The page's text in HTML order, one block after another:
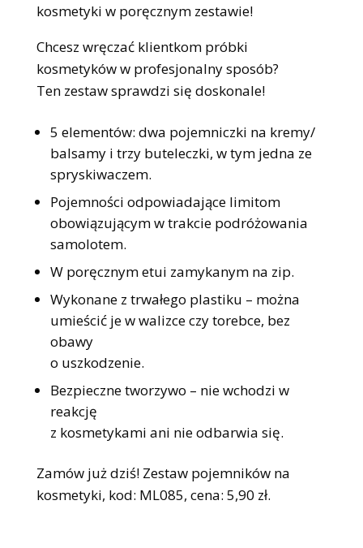
kosmetyki w poręcznym zestawie!
Chcesz wręczać klientkom próbki
kosmetyków w profesjonalny sposób?
Ten zestaw sprawdzi się doskonale!
5 elementów: dwa pojemniczki na kremy/
balsamy i trzy buteleczki, w tym jedna ze
spryskiwaczem.
Pojemności odpowiadające limitom
obowiązującym w trakcie podróżowania
samolotem.
W poręcznym etui zamykanym na zip.
Wykonane z trwałego plastiku – można
umieścić je w walizce czy torebce, bez
obawy
o uszkodzenie.
Bezpieczne tworzywo – nie wchodzi w
reakcję
z kosmetykami ani nie odbarwia się.
Zamów już dziś! Zestaw pojemników na
kosmetyki, kod: ML085, cena: 5,90 zł.